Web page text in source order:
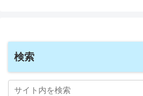
検索